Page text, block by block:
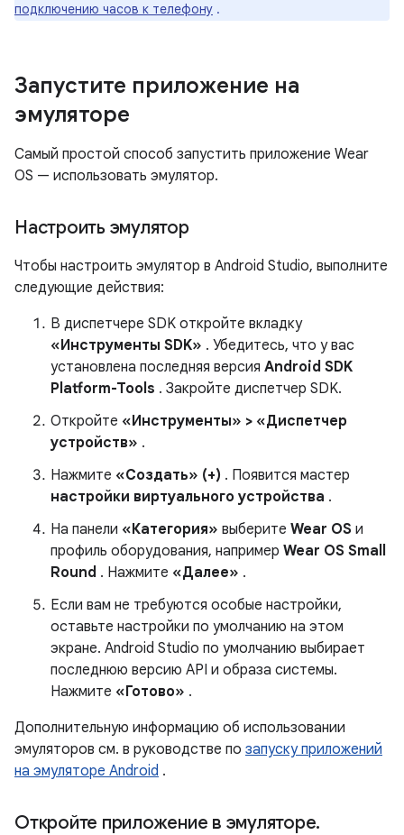
подключению часов к телефону .
Запустите приложение на
эмуляторе
Самый простой способ запустить приложение Wear
OS — использовать эмулятор.
Настроить эмулятор
Чтобы настроить эмулятор в Android Studio, выполните
следующие действия:
В диспетчере SDK откройте вкладку
«Инструменты SDK» . Убедитесь, что у вас
установлена ​​последняя версия Android SDK
Platform-Tools . Закройте диспетчер SDK.
Откройте «Инструменты» > «Диспетчер
устройств» .
Нажмите «Создать» (+) . Появится мастер
настройки виртуального устройства .
На панели «Категория» выберите Wear OS и
профиль оборудования, например Wear OS Small
Round . Нажмите «Далее» .
Если вам не требуются особые настройки,
оставьте настройки по умолчанию на этом
экране. Android Studio по умолчанию выбирает
последнюю версию API и образа системы.
Нажмите «Готово» .
Дополнительную информацию об использовании
эмуляторов см. в руководстве по запуску приложений
на эмуляторе Android .
Откройте приложение в эмуляторе.